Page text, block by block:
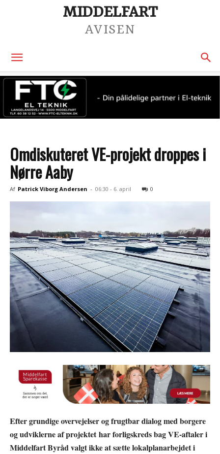
MIDDELFART
AVISEN
Omdiskuteret VE-projekt droppes i
Nørre Aaby
Af Patrick Viborg Andersen - 06:30 - 6. april 0
Efter grundige overvejelser og frugtbar dialog med borgere
og udviklerne af projektet har forligskreds bag VE-aftaler i
Middelfart Byråd valgt ikke at sætte lokalplanarbejdet i